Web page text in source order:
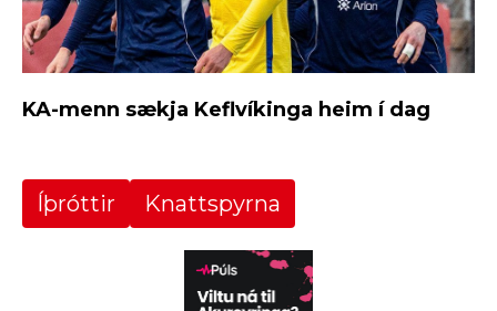
KA-menn sækja Keflvíkinga heim í dag
Íþróttir Knattspyrna